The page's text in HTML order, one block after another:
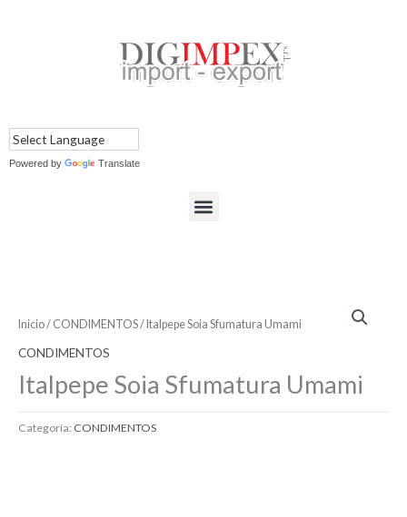
Powered by Translate
Menu
Inicio/ CONDIMENTOS/ Italpepe Soia Sfumatura Umami
CONDIMENTOS
Italpepe Soia Sfumatura Umami
Categoría: CONDIMENTOS